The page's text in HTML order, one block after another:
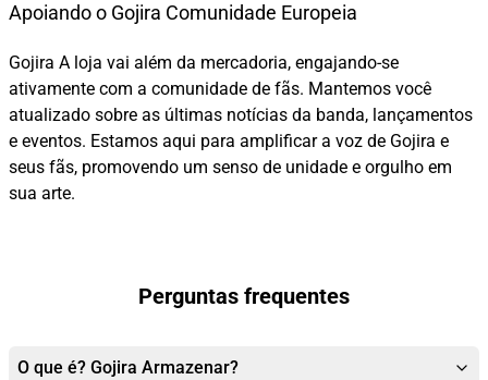
Apoiando o Gojira Comunidade Europeia
Gojira A loja vai além da mercadoria, engajando-se
ativamente com a comunidade de fãs. Mantemos você
atualizado sobre as últimas notícias da banda, lançamentos
e eventos. Estamos aqui para amplificar a voz de Gojira e
seus fãs, promovendo um senso de unidade e orgulho em
sua arte.
Perguntas frequentes
O que é? Gojira Armazenar?